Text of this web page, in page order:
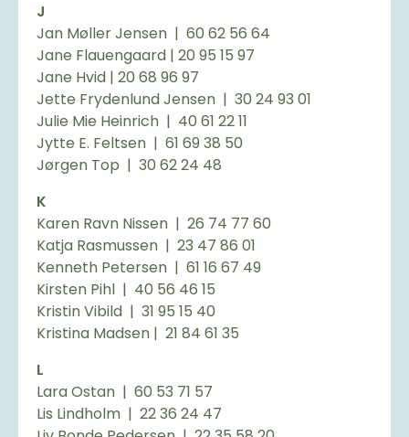
J
Jan Møller Jensen | 60 62 56 64
Jane Flauengaard | 20 95 15 97
Jane Hvid | 20 68 96 97
Jette Frydenlund Jensen | 30 24 93 01
Julie Mie Heinrich | 40 61 22 11
Jytte E. Feltsen | 61 69 38 50
Jørgen Top | 30 62 24 48
K
Karen Ravn Nissen | 26 74 77 60
Katja Rasmussen | 23 47 86 01
Kenneth Petersen | 61 16 67 49
Kirsten Pihl | 40 56 46 15
Kristin Vibild | 31 95 15 40
Kristina Madsen | 21 84 61 35
L
Lara Ostan | 60 53 71 57
Lis Lindholm | 22 36 24 47